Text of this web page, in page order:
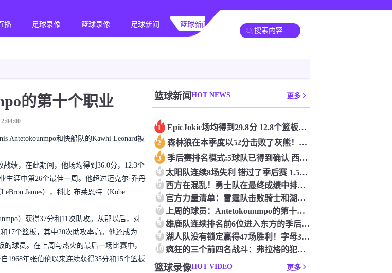
播 足球录像 篮球录像 足球新闻 篮球新闻
的第十个职业
Antetokounmpo和快船队的Kawhi Leonard被
战绩，在此期间，他场均得到36.0分，12.3个
生涯中第26个最佳一周。他超过迈克尔·乔丹
James），科比·布莱恩特（Kobe
）获得37分和11次助攻。从那以后，对
17个篮板，其中20次助攻率高。他还成为
球员。在上周与热火的最后一场比赛中，
1968年张伯伦以来连续获得35分和15个篮板
篮球新闻 HOT NEWS 更多
1 Epic️Jokic场均得到29.8分 12.8个篮板和10.2次助攻 平均三双很容易吗？
2 森林狼在本季度以52分击败了灰熊！一个部分中的21个中有18个！骑着摇头丸的战士第六 湖船不舒服
3 季后赛排名模式:5球队已得到确认 西方有一支悲惨的3-8队
4 太阳队连续8场失利 错过了季后赛 1.5亿巨人完全失败了
5 西方在混乱！勇士队在最终成绩中排名第七 湖人队晋级季后赛 火箭向快船送了礼物
6 官方力量清单：雷霆队击败骑士和湖人队排名第五
7 上周的球员：Antetokounmpo的第十个职业
8 雄鹿队连续排名前6位进入东方的季后赛 而老鹰队连续第四年在季后赛中踢球
9 湖人队没有锁定赢得47场胜利！字母36+15+10 波特24+12+8 42胜利以锁定季后赛
10 疯狂的三个前四名战斗：弗拉格的犯规 杜克·布莱克在33秒的惊喜中出现了
篮球录像HOT VIDEO 更多